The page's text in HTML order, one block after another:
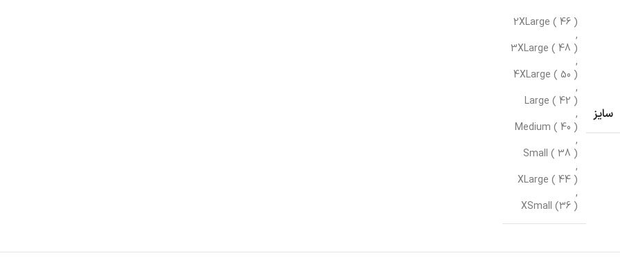
سایز
2XLarge ( 46 )
,
3XLarge ( 48 )
,
4XLarge ( 50 )
,
Large ( 42 )
,
Medium ( 40 )
,
Small ( 38 )
,
XLarge ( 44 )
,
XSmall (36 )